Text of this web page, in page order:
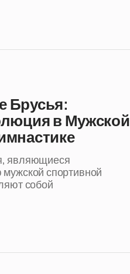
Брусья:
в Мужской
являющиеся
спортивной
собой